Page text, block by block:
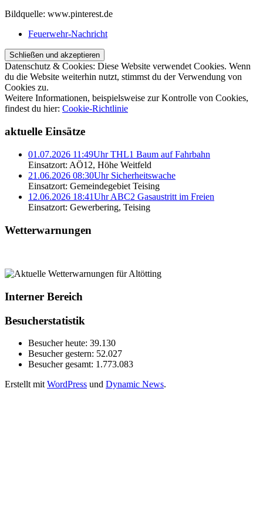
Bildquelle: www.pinterest.de
Feuerwehr-Nachricht
Datenschutz & Cookies: Diese Website verwendet Cookies. Wenn
du die Website weiterhin nutzt, stimmst du der Verwendung von
Cookies zu.
Weitere Informationen, beispielsweise zur Kontrolle von Cookies,
findest du hier: Cookie-Richtlinie
aktuelle Einsätze
01.07.2026 11:49Uhr THL1 Baum auf Fahrbahn
Einsatzort: AÖ12, Höhe Weitfeld
21.06.2026 08:30Uhr Sicherheitswache
Einsatzort: Gemeindegebiet Teising
12.06.2026 18:41Uhr ABC2 Gasaustritt im Freien
Einsatzort: Gewerbering, Teising
Wetterwarnungen
Interner Bereich
Besucherstatistik
Besucher heute: 39.130
Besucher gestern: 52.027
Besucher gesamt: 1.773.083
Erstellt mitWordPress und Dynamic News.